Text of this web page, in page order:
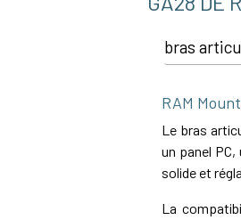
bras
RAM
Le bras
un panel
solide et
La